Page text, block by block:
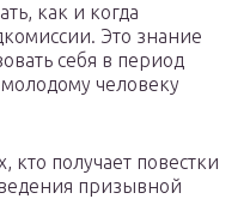
как и когда
Это знание
себя в период
человеку
получает повестки
призывной